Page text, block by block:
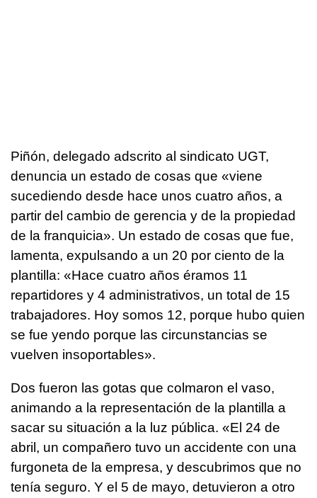
Piñón, delegado adscrito al sindicato UGT,
denuncia un estado de cosas que «viene
sucediendo desde hace unos cuatro años, a
partir del cambio de gerencia y de la propiedad
de la franquicia». Un estado de cosas que fue,
lamenta, expulsando a un 20 por ciento de la
plantilla: «Hace cuatro años éramos 11
repartidores y 4 administrativos, un total de 15
trabajadores. Hoy somos 12, porque hubo quien
se fue yendo porque las circunstancias se
vuelven insoportables».
Dos fueron las gotas que colmaron el vaso,
animando a la representación de la plantilla a
sacar su situación a la luz pública. «El 24 de
abril, un compañero tuvo un accidente con una
furgoneta de la empresa, y descubrimos que no
tenía seguro. Y el 5 de mayo, detuvieron a otro